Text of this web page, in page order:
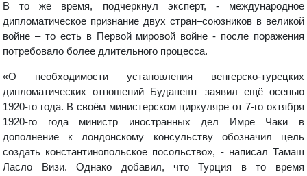
В то же время, подчеркнул эксперт, - международное
дипломатическое признание двух стран–союзников в великой
войне – то есть в Первой мировой войне - после поражения
потребовало более длительного процесса.
«О необходимости установления венгерско-турецких
дипломатических отношений Будапешт заявил ещё осенью
1920-го года. В своём министерском циркуляре от 7-го октября
1920-го года министр иностранных дел Имре Чаки в
дополнение к лондонскому консульству обозначил цель
создать константинопольское посольство», - написал Тамаш
Ласло Визи. Однако добавил, что Турция в то время